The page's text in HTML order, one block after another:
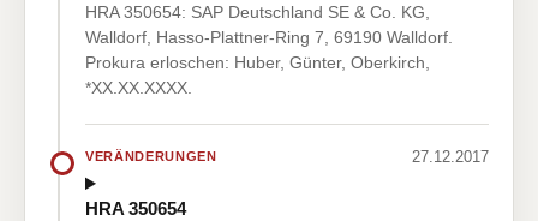
HRA 350654: SAP Deutschland SE & Co. KG,
Walldorf, Hasso-Plattner-Ring 7, 69190 Walldorf.
Prokura erloschen: Huber, Günter, Oberkirch,
*XX.XX.XXXX.
VERÄNDERUNGEN 27.12.2017
HRA 350654